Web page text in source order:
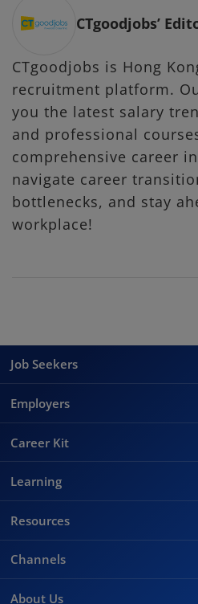
CTgoodjobs’
CTgoodjobs is Hong
recruitment platform.
you the latest salary
and professional
comprehensive career
navigate career
bottlenecks, and stay
workplace!
Job Seekers
Employers
Career Kit
Learning
Resources
Channels
About Us